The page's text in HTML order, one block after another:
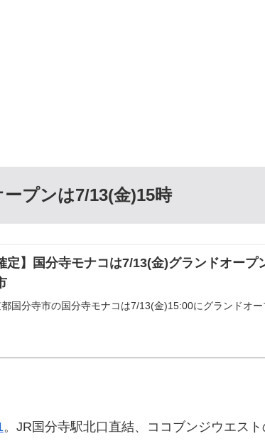
プンは7/13(金)15時
定】国分寺モナコは7/13(金)グランドオープ
国分寺市の国分寺モナコは7/13(金)15:00にグランドオー
。JR国分寺駅北口直結、ココブンジウエスト